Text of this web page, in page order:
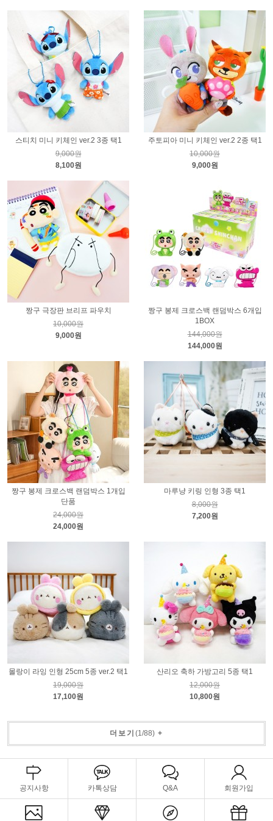
스티치 미니 키체인 ver.2 3종 택1
9,000원
8,100원
주토피아 미니 키체인 ver.2 2종 택1
10,000원
9,000원
짱구 극장판 브리프 파우치
10,000원
9,000원
짱구 봉제 크로스백 랜덤박스 6개입
1BOX
144,000원
144,000원
짱구 봉제 크로스백 랜덤박스 1개입
단품
24,000원
24,000원
마루냥 키링 인형 3종 택1
8,000원
7,200원
몰랑이 라잉 인형 25cm 5종 ver.2 택1
19,000원
17,100원
산리오 축하 가방고리 5종 택1
12,000원
10,800원
더보기 (1/88) +
공지사항 카톡상담 Q&A 회원가입